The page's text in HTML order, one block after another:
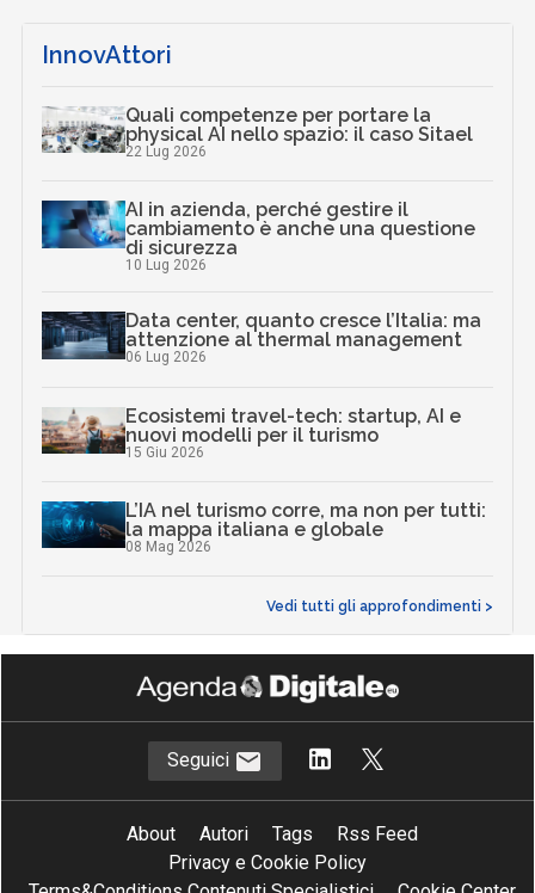
InnovAttori
Quali competenze per portare la
physical AI nello spazio: il caso Sitael
22 Lug 2026
AI in azienda, perché gestire il
cambiamento è anche una questione
di sicurezza
10 Lug 2026
Data center, quanto cresce l’Italia: ma
attenzione al thermal management
06 Lug 2026
Ecosistemi travel-tech: startup, AI e
nuovi modelli per il turismo
15 Giu 2026
L’IA nel turismo corre, ma non per tutti:
la mappa italiana e globale
08 Mag 2026
Vedi tutti gli approfondimenti >
Seguici
About Autori Tags
Rss Feed
Privacy e Cookie Policy